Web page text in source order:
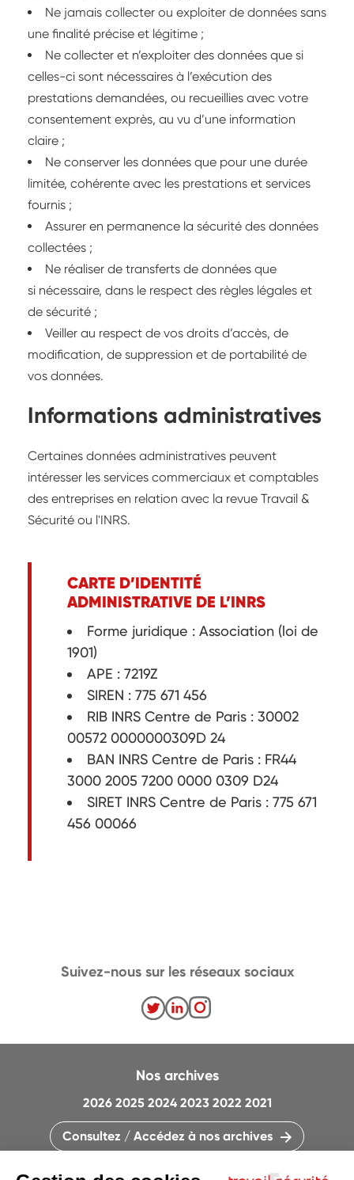
Ne jamais collecter ou exploiter de données sans
une finalité précise et légitime ;
Ne collecter et n’exploiter des données que si
celles-ci sont nécessaires à l’exécution des
prestations demandées, ou recueillies avec votre
consentement exprès, au vu d’une information
claire ;
Ne conserver les données que pour une durée
limitée, cohérente avec les prestations et services
fournis ;
Assurer en permanence la sécurité des données
collectées ;
Ne réaliser de transferts de données que
si nécessaire, dans le respect des règles légales et
de sécurité ;
Veiller au respect de vos droits d’accès, de
modification, de suppression et de portabilité de
vos données.
Informations administratives
Certaines données administratives peuvent
intéresser les services commerciaux et comptables
des entreprises en relation avec la revue Travail &
Sécurité ou l'INRS.
CARTE D’IDENTITÉ
ADMINISTRATIVE DE L’INRS
Forme juridique : Association (loi de
1901)
APE : 7219Z
SIREN : 775 671 456
RIB INRS Centre de Paris : 30002
00572 0000000309D 24
BAN INRS Centre de Paris : FR44
3000 2005 7200 0000 0309 D24
SIRET INRS Centre de Paris : 775 671
456 00066
Nos archives
2026 2025 2024 2023 2022 2021
Consultez / Accédez à nos archives
Suivez-nous sur les réseaux sociaux